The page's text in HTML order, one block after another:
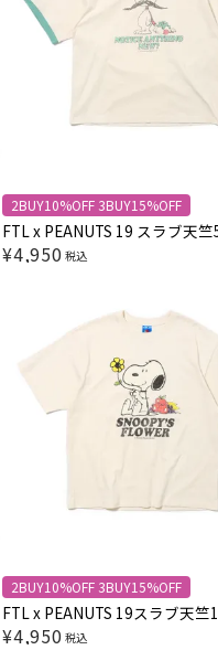
2BUY10%OFF 3BUY15%OFF
FTL x PEANUTS 19 スラブ天
¥4,950 税込
2BUY10%OFF 3BUY15%OFF
FTL x PEANUTS 19スラブ天竺
¥4,950 税込